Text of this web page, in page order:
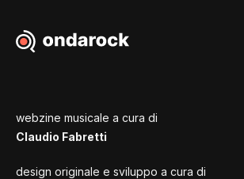
webzine musicale a cura di
Claudio Fabretti
design originale e sviluppo a cura di